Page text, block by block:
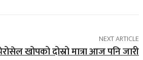
NEXT ARTICLE
खोपको दोस्रो मात्रा आज पनि जारी